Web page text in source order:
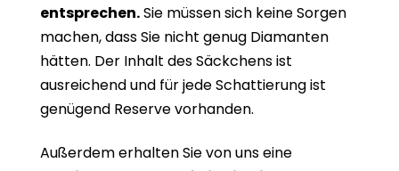
entsprechen.Sie müssen sich keine Sorgen
machen, dass Sie nicht genug Diamanten
hätten. Der Inhalt des Säckchens ist
ausreichend und für jede Schattierung ist
genügend Reserve vorhanden.
Außerdem erhalten Sie von uns eine